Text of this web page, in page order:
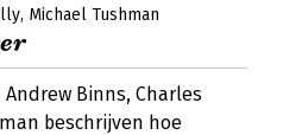
Michael Tushman
Binns, Charles
beschrijven hoe